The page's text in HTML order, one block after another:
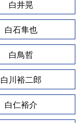
白井晃
白石隼也
白鳥哲
白川裕二郎
白仁裕介